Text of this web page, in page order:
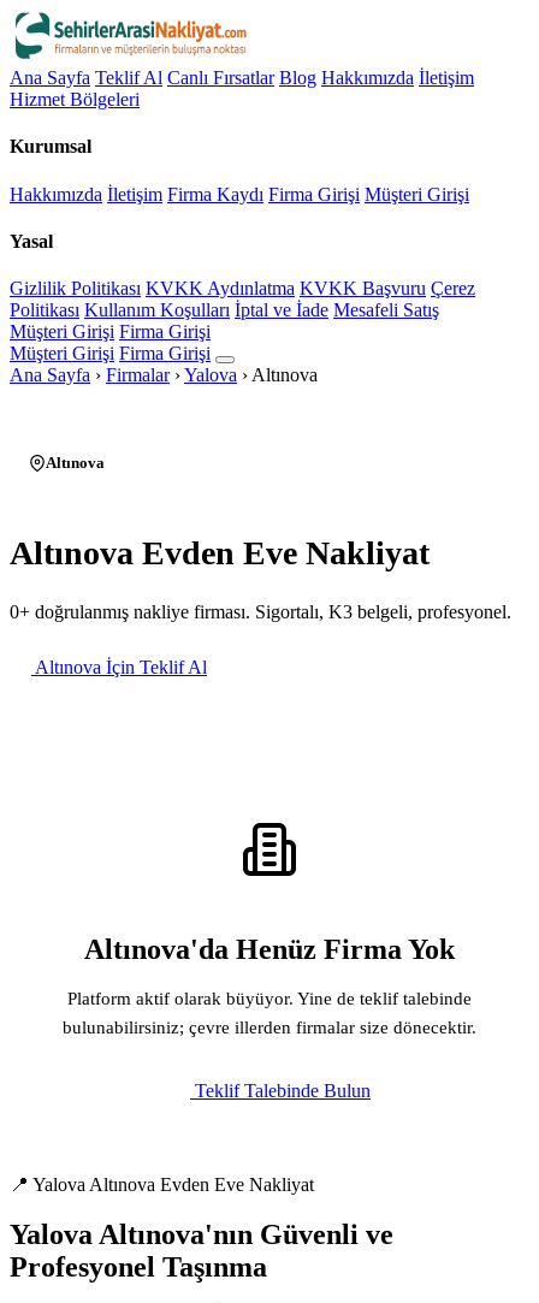
Ana Sayfa Teklif Al Canlı Fırsatlar Blog Hakkımızda İletişim
Hizmet Bölgeleri
Kurumsal
Hakkımızda İletişim Firma Kaydı Firma Girişi Müşteri Girişi
Yasal
Gizlilik Politikası KVKK Aydınlatma KVKK Başvuru Çerez
Politikası Kullanım Koşulları İptal ve İade Mesafeli Satış
Müşteri Girişi Firma Girişi
Müşteri Girişi Firma Girişi
Ana Sayfa › Firmalar ›Yalova › Altınova
Altınova
Altınova Evden Eve Nakliyat
0+ doğrulanmış nakliye firması. Sigortalı, K3 belgeli, profesyonel.
Altınova İçin Teklif Al
Altınova'da Henüz Firma Yok
Platform aktif olarak büyüyor. Yine de teklif talebinde
bulunabilirsiniz; çevre illerden firmalar size dönecektir.
Teklif Talebinde Bulun
📍 Yalova Altınova Evden Eve Nakliyat
Yalova Altınova'nın Güvenli ve
Profesyonel Taşınma